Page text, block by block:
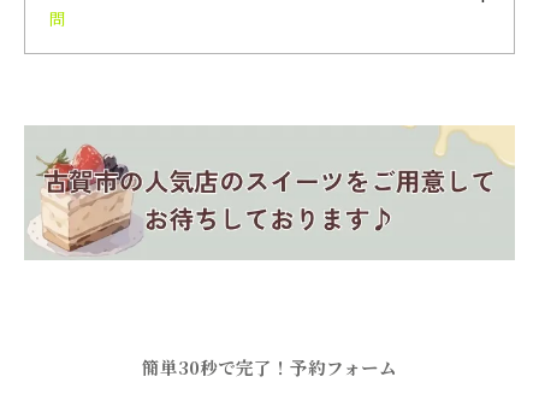
問
簡単30秒で完了！予約フォーム